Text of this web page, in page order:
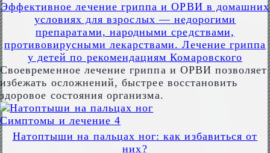
Эффективное лечение гриппа и ОРВИ в домашних
условиях для взрослых — недорогими
препаратами, народными средствами,
противовирусными лекарствами. Лечение гриппа
у детей по рекомендациям Комаровского
Своевременное лечение гриппа и ОРВИ позволяет
избежать осложнений, быстрее восстановить
здоровое состояния организма.
Симптомы и лечение 4
Натоптыши на пальцах ног: как избавиться от
них?